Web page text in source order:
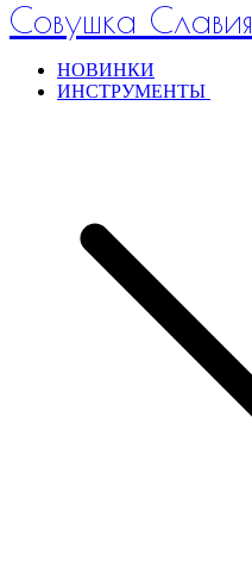
Совушка Славия
НОВИНКИ
ИНСТРУМЕНТЫ